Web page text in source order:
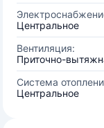
Центральное
Вентиляция:
Приточно-
Система
Центральное